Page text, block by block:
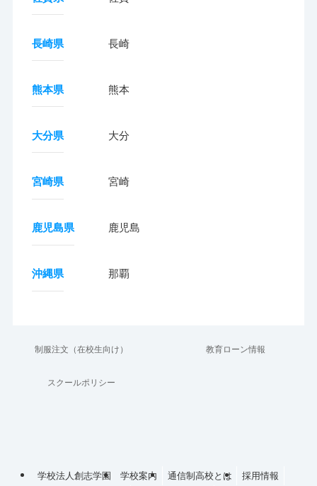
長崎県 長崎
熊本県 熊本
大分県 大分
宮崎県 宮崎
鹿児島県 鹿児島
沖縄県 那覇
制服注文（在校生向け） 教育ローン情報
スクールポリシー
学校法人創志学園 学校案内 通信制高校とは 採用情報